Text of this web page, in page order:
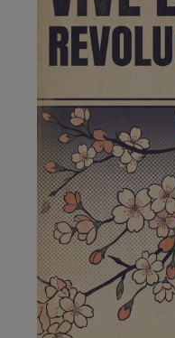
de la …
A ver si llega alguno
Pozuelo de Alarcón
🔴
de la …
Wayne Rooney era el
Pozuelo de Alarcón
🔴
de la …